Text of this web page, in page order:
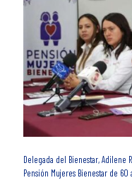
Delegada del Bienestar, Adilene
Pensión Mujeres Bienestar de 60